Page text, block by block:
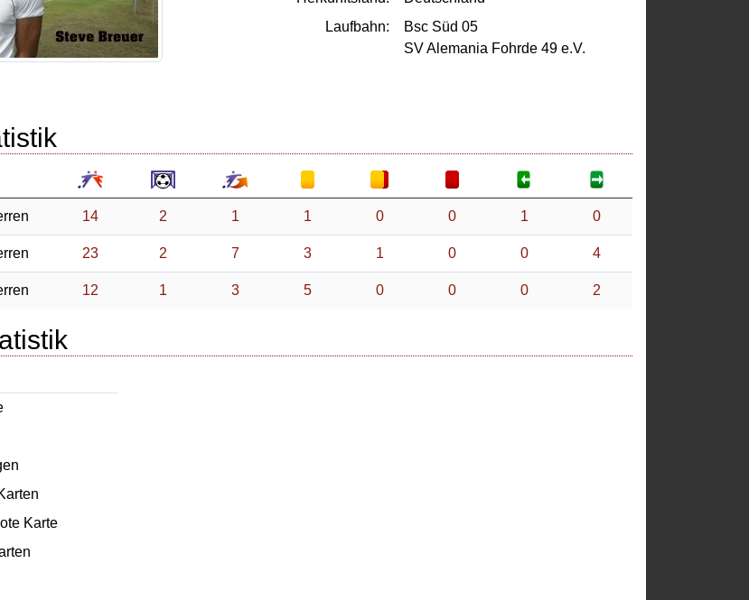
Laufbahn:
Bsc Süd 05
SV Alemania Fohrde 49 e.V.
14 2 1 1 0 0 1 0
23 2 7 3 1 0 0 4
12 1 3 5 0 0 0 2
Karte